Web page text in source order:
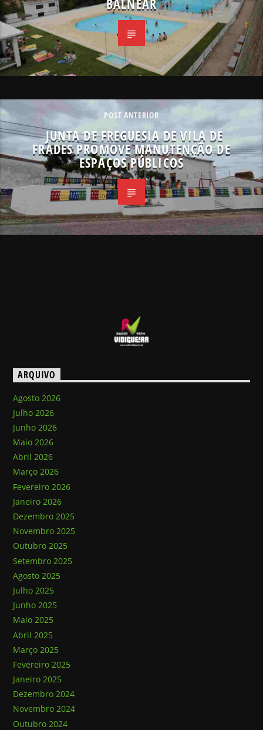
BALNEAR
POST ANTERIOR
JUNTA DE FREGUESIA DE VILA DE
FRADES PROMOVE MANUTENÇÃO DE
ESPAÇOS PÚBLICOS
ARQUIVO
Agosto 2026
Julho 2026
Junho 2026
Maio 2026
Abril 2026
Março 2026
Fevereiro 2026
Janeiro 2026
Dezembro 2025
Novembro 2025
Outubro 2025
Setembro 2025
Agosto 2025
Julho 2025
Junho 2025
Maio 2025
Abril 2025
Março 2025
Fevereiro 2025
Janeiro 2025
Dezembro 2024
Novembro 2024
Outubro 2024